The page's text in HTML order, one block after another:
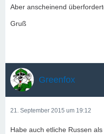
Aber anscheinend
Gruß
Greenfox
21. September 2015 um 19:12
Habe auch etliche Russen